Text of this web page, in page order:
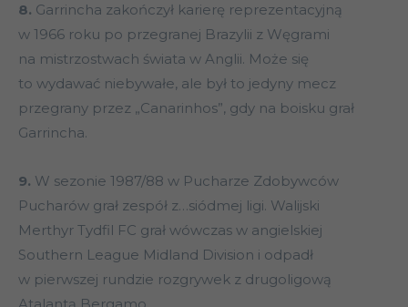
8. Garrincha zakończył karierę reprezentacyjną
w 1966 roku po przegranej Brazylii z Węgrami
na mistrzostwach świata w Anglii. Może się
to wydawać niebywałe, ale był to jedyny mecz
przegrany przez „Canarinhos”, gdy na boisku grał
Garrincha.
9. W sezonie 1987/88 w Pucharze Zdobywców
Pucharów grał zespół z…siódmej ligi. Walijski
Merthyr Tydfil FC grał wówczas w angielskiej
Southern League Midland Division i odpadł
w pierwszej rundzie rozgrywek z drugoligową